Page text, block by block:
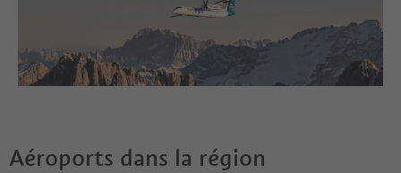
Aéroports dans la région